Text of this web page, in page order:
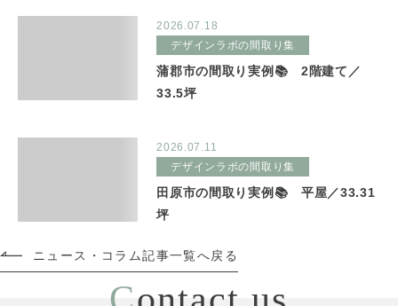
2026.07.18
デザインラボの間取り集
蒲郡市の間取り実例📚 2階建て／
33.5坪
2026.07.11
デザインラボの間取り集
田原市の間取り実例📚 平屋／33.31
坪
ニュース・コラム記事一覧へ戻る